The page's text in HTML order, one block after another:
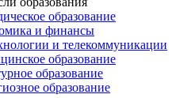
образование
и финансы
и телекоммуникации
образование
образование
образование